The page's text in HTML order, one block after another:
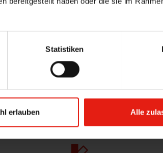
Statistiken
erlauben Alle